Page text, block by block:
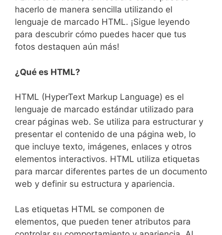
hacerlo de manera sencilla utilizando‌ el
lenguaje ⁣de marcado HTML. ¡Sigue ⁤leyendo
para descubrir cómo puedes hacer que‍ tus
fotos destaquen aún más!
¿Qué es HTML?
HTML (HyperText Markup Language) es ‌el
lenguaje de marcado estándar utilizado⁣ para
crear páginas web. Se utiliza para estructurar y
presentar ⁢el contenido de una página web, lo
que incluye texto, imágenes, enlaces y otros
elementos interactivos.​ HTML⁤ utiliza etiquetas⁣
para marcar diferentes partes de ‍un documento
web⁣ y ​definir su estructura y apariencia.
Las etiquetas HTML se componen de
elementos,⁢ que pueden tener atributos para